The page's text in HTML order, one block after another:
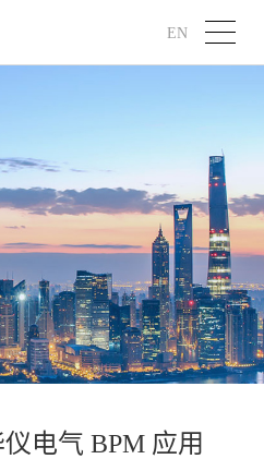
EN
电气 BPM 应用